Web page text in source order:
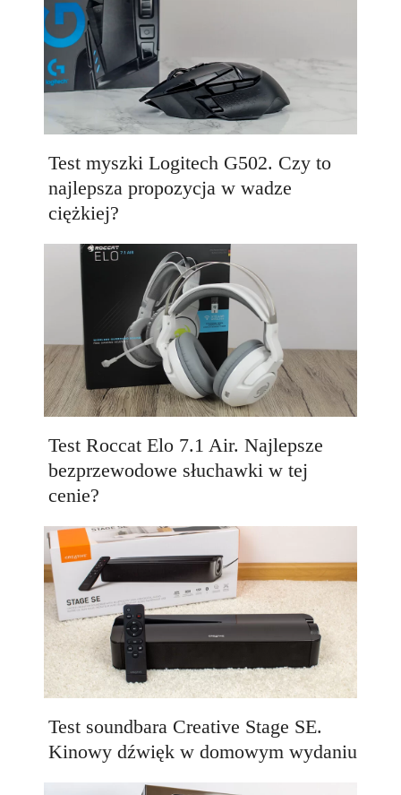
Test myszki Logitech G502. Czy to
najlepsza propozycja w wadze
ciężkiej?
Test Roccat Elo 7.1 Air. Najlepsze
bezprzewodowe słuchawki w tej
cenie?
Test soundbara Creative Stage SE.
Kinowy dźwięk w domowym wydaniu